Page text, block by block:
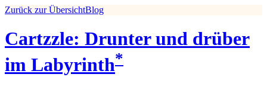
Zurück zur ÜbersichtBlog
Cartzzle: Drunter und drüber
im Labyrinth*